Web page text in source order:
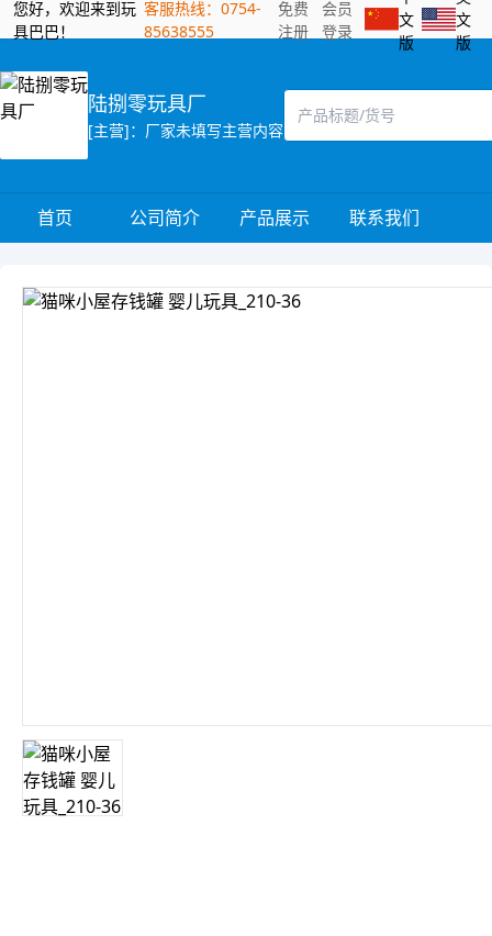
您好，欢迎来到玩
具巴巴！
客服热线：0754-
85638555
免费
注册
会员
登录
文
版
文
版
陆捌零玩具厂
[主营]：厂家未填写主营内容
首页 公司简介 产品展示 联系我们